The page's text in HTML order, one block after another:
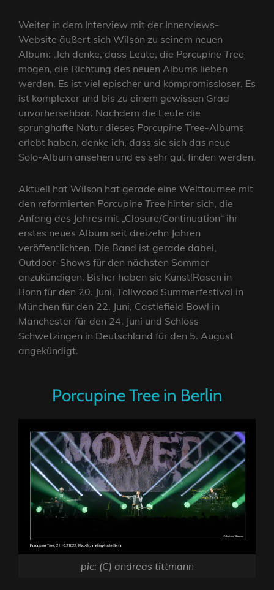
Weiter in dem Interview mit der Innerviews-
Website äußert sich Wilson zu seinem neuen
Album: „Ich denke, dass Leute, die Porcupine Tree
mögen, die Richtung des neuen Albums lieben
werden. Es ist viel epischer und kompromissloser. Es
ist komplexer und bis zu einem gewissen Grad
unvorhersehbar. Nachdem die Leute die
sprunghafte Natur dieses Porcupine Tree-Albums
erlebt haben, denke ich, dass sie sich das neue
Solo-Album ansehen und es sehr gut finden werden.
Aktuell hat Wilson hat gerade eine Welttournee mit
den reformierten Porcupine Tree hinter sich, die
Anfang des Jahres mit „Closure/Continuation“ ihr
erstes neues Album seit dreizehn Jahren
veröffentlichten. Die Band ist gerade dabei,
Outdoor-Shows für den nächsten Sommer
anzukündigen. Bisher haben sie Kunst!Rasen in
Bonn für den 20. Juni, Tollwood Summerfestival in
München für den 22. Juni, Castlefield Bowl in
Manchester für den 24. Juni und Schloss
Schwetzingen in Deutschland für den 5. August
angekündigt.
Porcupine Tree in Berlin
pic: (C) andreas tittmann